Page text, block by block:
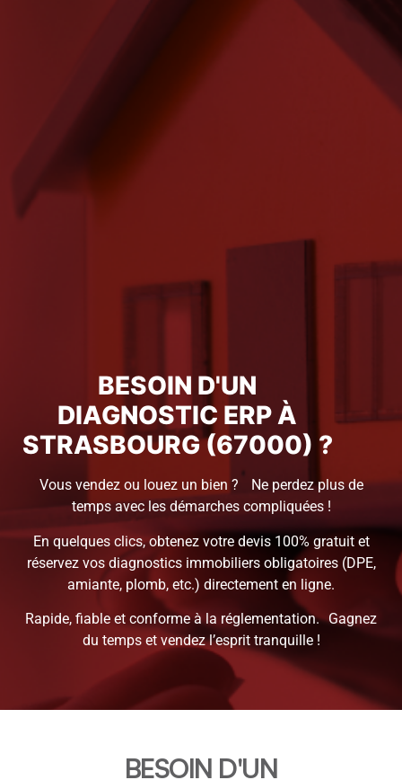
BESOIN D'UN
DIAGNOSTIC ERP À
STRASBOURG (67000) ?
Vous vendez ou louez un bien ? Ne perdez plus de
temps avec les démarches compliquées !
En quelques clics, obtenez votre devis 100% gratuit et
réservez vos diagnostics immobiliers obligatoires (DPE,
amiante, plomb, etc.) directement en ligne.
Rapide, fiable et conforme à la réglementation. Gagnez
du temps et vendez l’esprit tranquille !
BESOIN D'UN